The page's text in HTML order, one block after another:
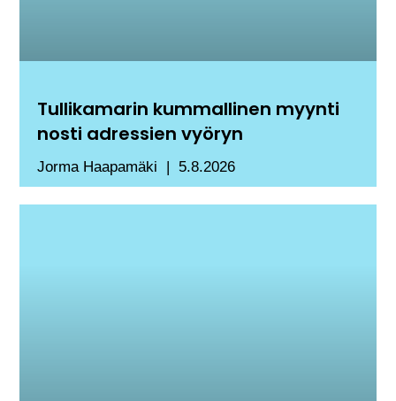
Tullikamarin kummallinen myynti
nosti adressien vyöryn
Jorma Haapamäki 5.8.2026